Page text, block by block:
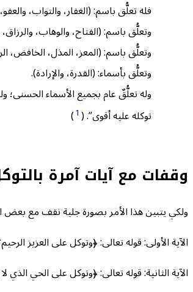
فله تعلُّق باسم: (الغفار، والتواب،
وتعلُّق باسم: (الفتاح، والوهاب،
وتعلُّق باسم: (المعز، المذل، الخافض،
وتعلُّق بأسماء: (القدرة، والإرادة).
وله تعلُّقٌ عام بجميع الأسماء الحسنى؛
توكله عليه أقوى”. (1
)
وقفات مع آيات آمرة
ولكي يتبين هذا الأمر بصورة جلية نقف مع بعض
الآية الأولى: قوله تعالى: ﴿وتوكل على العزيز
الآية الثانية: قوله تعالى: ﴿وتوكل على الحي